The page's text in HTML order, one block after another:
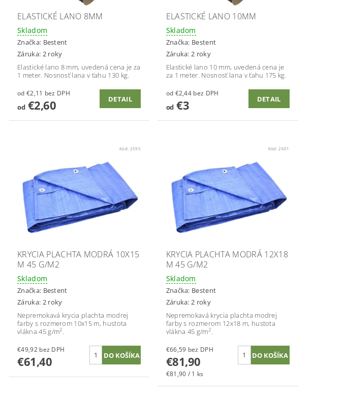
ELASTICKÉ LANO 8MM
Skladom
Značka: Bestent
Záruka: 2 roky
Elastické lano 8 mm, uvedená cena je za
1 meter. Nosnosť lana v ťahu 130 kg.
od €2,11 bez DPH
od€2,60 DETAIL
ELASTICKÉ LANO 10MM
Skladom
Značka: Bestent
Záruka: 2 roky
Elastické lano 10 mm, uvedená cena je
za 1 meter. Nosnosť lana v ťahu 175 kg.
od €2,44 bez DPH
od€3 DETAIL
Kód: 2595
KRYCIA PLACHTA MODRÁ 10X15
M 45 G/M2
Skladom
Značka: Bestent
Záruka: 2 roky
Nepremokavá krycia plachta modrej
farby s rozmerom 10x15 m, hustota
vlákna 45 g/m2.
€49,92 bez DPH
€61,40
Kód:2601
KRYCIA PLACHTA MODRÁ 12X18
M 45 G/M2
Skladom
Značka: Bestent
Záruka: 2 roky
Nepremokavá krycia plachta modrej
farby s rozmerom 12x18 m, hustota
vlákna 45 g/m2.
€66,59 bez DPH
€81,90
€81,90 / 1 ks